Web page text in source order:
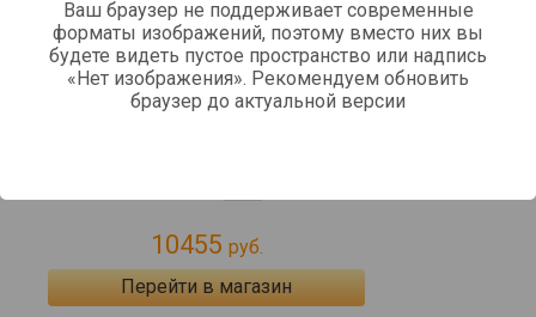
Ваш браузер не поддерживает современные
форматы изображений, поэтому вместо них вы
будете видеть пустое пространство или надпись
«Нет изображения». Рекомендуем обновить
браузер до актуальной версии
Netac NT01SA500-1T0-S3X
10455 руб.
Перейти в магазин